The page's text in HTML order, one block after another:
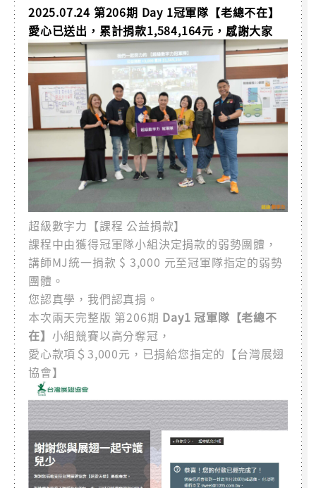
2025.07.24 第206期 Day 1冠軍隊【老總不在】
愛心已送出，累計捐款1,584,164元，感謝大家
超級數字力【課程 公益捐款】
課程中由獲得冠軍隊小組決定捐款的弱勢團體，
講師MJ統一捐款 $ 3,000 元至冠軍隊指定的弱勢
團體。
您認真學，我們認真捐。
本次兩天完整版 第206期 Day1 冠軍隊【老總不
在】 小組競賽以高分奪冠，
愛心款項＄3,000元，已捐給您指定的【台灣展翅
協會】